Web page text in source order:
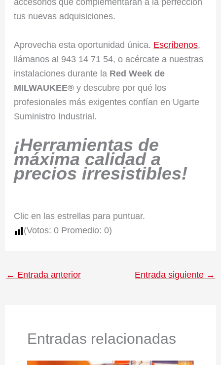
tus nuevas adquisiciones.
Aprovecha esta oportunidad única. Escríbenos,
llámanos al 943 14 71 54, o acércate a nuestras
instalaciones durante la Red Week de
MILWAUKEE®y descubre por qué los
profesionales más exigentes confían en Ugarte
Suministro Industrial.
¡Herramientas de
máxima calidad a
precios irresistibles!
Clic en las estrellas para puntuar.
(Votos: 0Promedio: 0)
← Entrada anterior Entrada siguiente →
Entradas relacionadas